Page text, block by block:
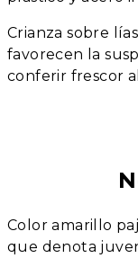
Crianza sobre
favorecen la
conferir frescor
Color amarillo
que denota